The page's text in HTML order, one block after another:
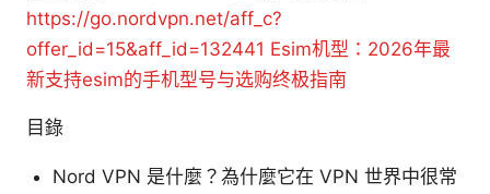
https://go.nordvpn.net/aff_c?
offer_id=15&aff_id=132441 Esim机型：2026年最
新支持esim的手机型号与选购终极指南
目錄
Nord VPN 是什麼？為什麼它在 VPN 世界中很常